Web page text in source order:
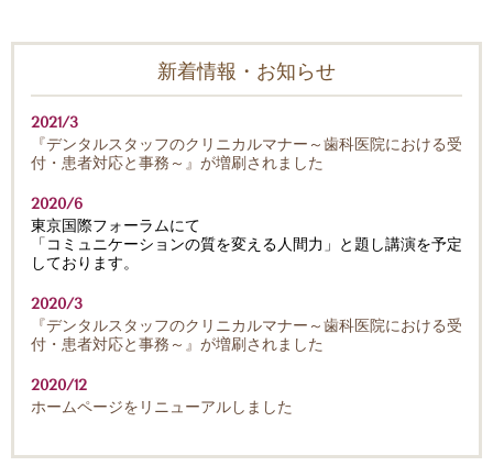
新着情報・お知らせ
2021/3
『デンタルスタッフのクリニカルマナー～歯科医院における受
付・患者対応と事務～』が増刷されました
2020/6
東京国際フォーラムにて
「コミュニケーションの質を変える人間力」と題し講演を予定
しております。
2020/3
『デンタルスタッフのクリニカルマナー～歯科医院における受
付・患者対応と事務～』が増刷されました
2020/12
ホームページをリニューアルしました